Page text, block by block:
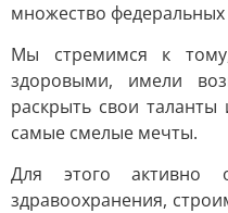
множество
Мы стремимся к
здоровыми, имели
раскрыть свои таланты
самые смелые мечты.
Для этого активно
здравоохранения,